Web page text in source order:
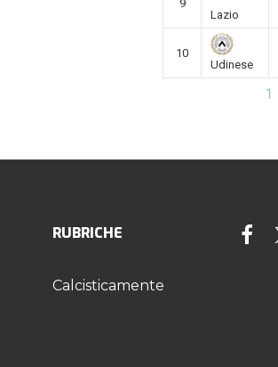
9
Lazio
10
Udinese
1
RUBRICHE
Calcisticamente